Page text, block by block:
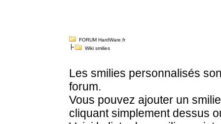
FORUM HardWare.fr
Wiki smilies
Les smilies personnalisés
forum.
Vous pouvez ajouter un
cliquant simplement dessus